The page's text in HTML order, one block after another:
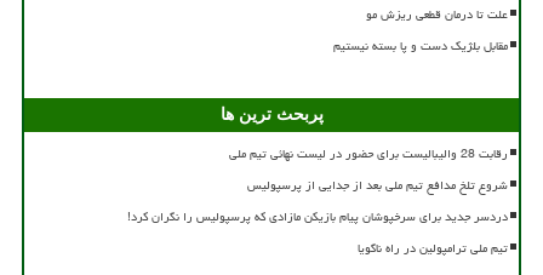
علت تا درمان قطعی ریزش مو
مقابل بلژیک دست و پا بسته نیستیم
پربحث ترین ها
رقابت 28 والیبالیست برای حضور در لیست نهائی تیم ملی
شروع تلخ مدافع تیم ملی بعد از جدایی از پرسپولیس
دردسر جدید برای سرخپوشان پیام بازیکن مازادی که پرسپولیس را نگران کرد!
تیم ملی ترامپولین در راه ناگویا